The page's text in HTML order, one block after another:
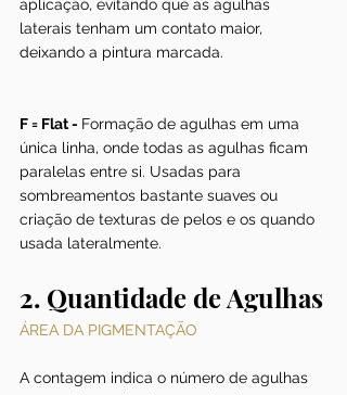
aplicação, evitando que as agulhas
laterais tenham um contato maior,
deixando a pintura marcada.
F = Flat - Formação de agulhas em uma
única linha, onde todas as agulhas ficam
paralelas entre si. Usadas para
sombreamentos bastante suaves ou
criação de texturas de pelos e os quando
usada lateralmente.
2. Quantidade de Agulhas
ÁREA DA PIGMENTAÇÃO
A contagem indica o número de agulhas